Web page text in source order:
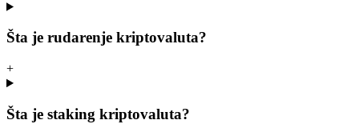
Šta je rudarenje kriptovaluta?
+
Šta je staking kriptovaluta?